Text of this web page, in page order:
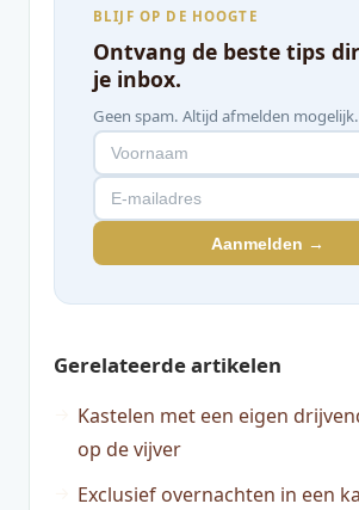
BLIJF OP DE HOOGTE
Ontvang de beste tips
je inbox.
Geen spam. Altijd afmelden mogelijk.
Aanmelden →
Gerelateerde artikelen
Kastelen met een eigen
op de vijver
Exclusief overnachten in een